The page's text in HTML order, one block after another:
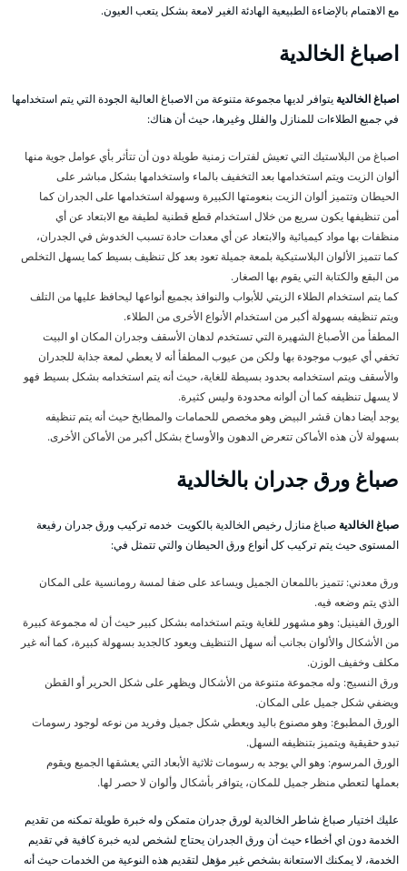
مع الاهتمام بالإضاءة الطبيعية الهادئة الغير لامعة بشكل يتعب العيون.
اصباغ الخالدية
اصباغ الخالدية يتوافر لديها مجموعة متنوعة من الاصباغ العالية الجودة التي يتم استخدامها
في جميع الطلاءات للمنازل والفلل وغيرها، حيث أن هناك:
اصباغ من البلاستيك التي تعيش لفترات زمنية طويلة دون أن تتأثر بأي عوامل جوية منها
ألوان الزيت ويتم استخدامها بعد التخفيف بالماء واستخدامها بشكل مباشر على
الحيطان وتتميز ألوان الزيت بنعومتها الكبيرة وسهولة استخدامها على الجدران كما
أمن تنظيفها يكون سريع من خلال استخدام قطع قطنية لطيفة مع الابتعاد عن أي
منظفات بها مواد كيميائية والابتعاد عن أي معدات حادة تسبب الخدوش في الجدران،
كما تتميز الألوان البلاستيكية بلمعة جميلة تعود بعد كل تنظيف بسيط كما يسهل التخلص
من البقع والكتابة التي يقوم بها الصغار.
كما يتم استخدام الطلاء الزيتي للأبواب والنوافذ بجميع أنواعها ليحافظ عليها من التلف
ويتم تنظيفه بسهولة أكبر من استخدام الأنواع الأخرى من الطلاء.
المطفأ من الأصباغ الشهيرة التي تستخدم لدهان الأسقف وجدران المكان او البيت
تخفي أي عيوب موجودة بها ولكن من عيوب المطفأ أنه لا يعطي لمعة جذابة للجدران
والأسقف ويتم استخدامه بحدود بسيطة للغاية، حيث أنه يتم استخدامه بشكل بسيط فهو
لا يسهل تنظيفه كما أن ألوانه محدودة وليس كثيرة.
يوجد أيضا دهان قشر البيض وهو مخصص للحمامات والمطابخ حيث أنه يتم تنظيفه
بسهولة لأن هذه الأماكن تتعرض الدهون والأوساخ بشكل أكبر من الأماكن الأخرى.
صباغ ورق جدران بالخالدية
صباغ الخالدية صباغ منازل رخيص الخالدية بالكويت خدمه تركيب ورق جدران رفيعة
المستوى حيث يتم تركيب كل أنواع ورق الحيطان والتي تتمثل في:
ورق معدني: تتميز باللمعان الجميل ويساعد على ضفا لمسة رومانسية على المكان
الذي يتم وضعه فيه.
الورق الفينيل: وهو مشهور للغاية ويتم استخدامه بشكل كبير حيث أن له مجموعة كبيرة
من الأشكال والألوان بجانب أنه سهل التنظيف ويعود كالجديد بسهولة كبيرة، كما أنه غير
مكلف وخفيف الوزن.
ورق النسيج: وله مجموعة متنوعة من الأشكال ويظهر على شكل الحرير أو القطن
ويضفي شكل جميل على المكان.
الورق المطبوع: وهو مصنوع باليد ويعطي شكل جميل وفريد من نوعه لوجود رسومات
تبدو حقيقية ويتميز بتنظيفه السهل.
الورق المرسوم: وهو الي يوجد به رسومات ثلاثية الأبعاد التي يعشقها الجميع ويقوم
بعملها لتعطي منظر جميل للمكان، يتوافر بأشكال وألوان لا حصر لها.
عليك اختيار صباغ شاطر الخالدية لورق جدران متمكن وله خبرة طويلة تمكنه من تقديم
الخدمة دون اي أخطاء حيث أن ورق الجدران يحتاج لشخص لديه خبرة كافية في تقديم
الخدمة، لا يمكنك الاستعانة بشخص غير مؤهل لتقديم هذه النوعية من الخدمات حيث أنه